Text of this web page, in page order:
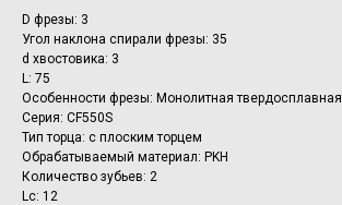
D фрезы: 3
Угол наклона спирали фрезы: 35
d хвостовика: 3
L: 75
Особенности фрезы: Монолитная твердосплавная
Серия: CF550S
Тип торца: с плоским торцем
Обрабатываемый материал: PKH
Количество зубьев: 2
Lc: 12